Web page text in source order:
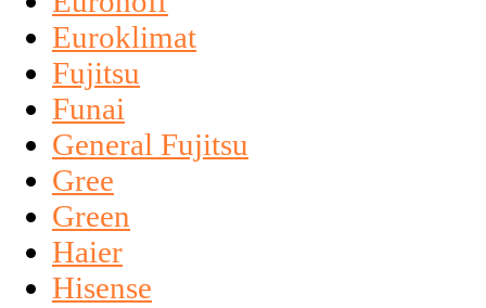
Euroklimat
Fujitsu
Funai
General Fujitsu
Gree
Green
Haier
Hisense